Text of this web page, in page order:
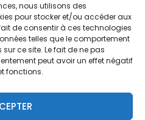
nous utilisons des
pour stocker et/ou accéder aux
de consentir à ces technologies
telles que le comportement
ce site. Le fait de ne pas
peut avoir un effet négatif
fonctions.
de 12 à 26 ans